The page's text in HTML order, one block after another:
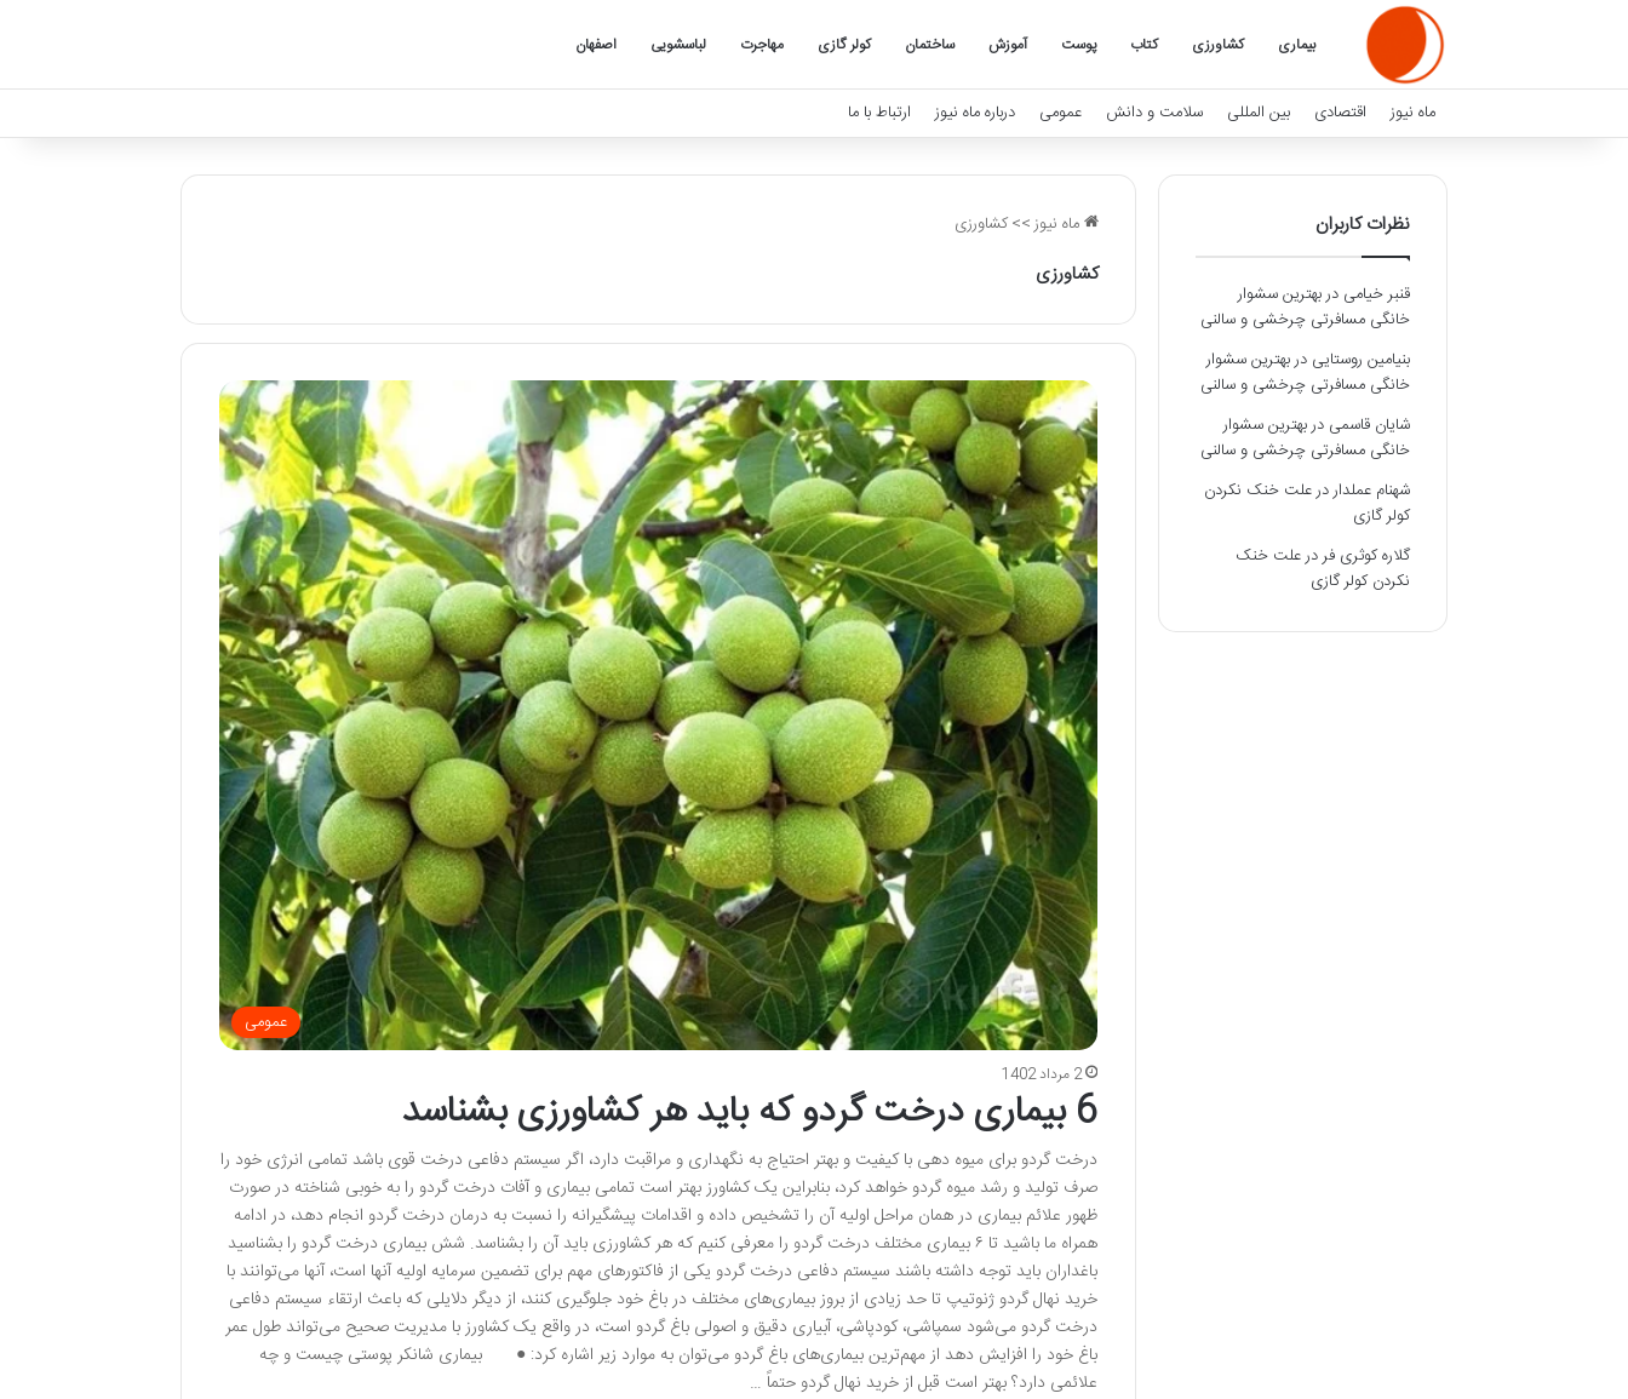
بیماری کشاورزی کتاب پوست آموزش ساختمان کولر گازی مهاجرت لباسشویی اصفهان
ماه نیوز اقتصادی بین المللی سلامت و دانش عمومی درباره ماه نیوز ارتباط با ما
ماه نیوز>>کشاورزی
کشاورزی
عمومی
2 مرداد 1402
6 بیماری درخت گردو که باید هر کشاورزی بشناسد
درخت گردو برای میوه دهی با کیفیت و بهتر احتیاج به نگهداری و مراقبت دارد، اگر سیستم دفاعی درخت قوی باشد تمامی انرژی خود را
صرف تولید و رشد میوه گردو خواهد کرد، بنابراین یک کشاورز بهتر است تمامی بیماری و آفات درخت گردو را به خوبی شناخته در صورت
ظهور علائم بیماری در همان مراحل اولیه آن را تشخیص داده و اقدامات پیشگیرانه را نسبت به درمان درخت گردو انجام دهد، در ادامه
همراه ما باشید تا ۶ بیماری مختلف درخت گردو را معرفی کنیم که هر کشاورزی باید آن را بشناسد. شش بیماری درخت گردو را بشناسید
باغداران باید توجه داشته باشند سیستم دفاعی درخت گردو یکی از فاکتورهای مهم برای تضمین سرمایه اولیه آنها است، آنها می‌توانند با
خرید نهال گردو ژنوتیپ تا حد زیادی از بروز بیماری‌های مختلف در باغ خود جلوگیری کنند، از دیگر دلایلی که باعث ارتقاء سیستم دفاعی
درخت گردو می‌شود سمپاشی، کودپاشی، آبیاری دقیق و اصولی باغ گردو است، در واقع یک کشاورز با مدیریت صحیح می‌تواند طول عمر
باغ خود را افزایش دهد از مهم‌ترین بیماری‌های باغ گردو می‌توان به موارد زیر اشاره کرد: ● بیماری شانکر پوستی چیست و چه
علائمی دارد؟ بهتر است قبل از خرید نهال گردو حتماً …
نظرات کاربران
قنبر خیامی دربهترین سشوار
خانگی مسافرتی چرخشی و سالنی
بنیامین روستایی دربهترین سشوار
خانگی مسافرتی چرخشی و سالنی
شایان قاسمی دربهترین سشوار
خانگی مسافرتی چرخشی و سالنی
شهنام عملداردرعلت خنک نکردن
کولر گازی
گلاره کوثری فردرعلت خنک
نکردن کولر گازی